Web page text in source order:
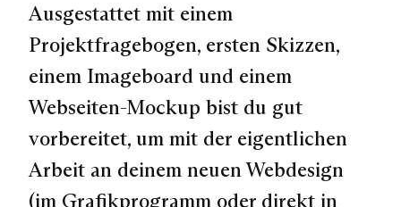
Ausgestattet mit einem
Projektfragebogen, ersten Skizzen,
einem Imageboard und einem
Webseiten-Mockup bist du gut
vorbereitet, um mit der eigentlichen
Arbeit an deinem neuen Webdesign
(im Grafikprogramm oder direkt in